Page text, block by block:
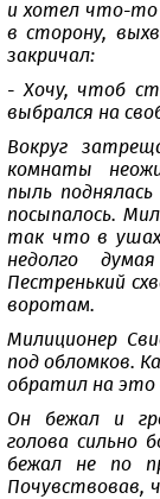
и хотел что-то
в сторону,
закричал:
- Хочу, чтоб
выбрался на
Вокруг
комнаты
пыль
посыпалось.
так что в ушах
недолго
Пестренький
воротам.
Милиционер
под обломков.
обратил на это
Он бежал и
голова сильно
бежал не по
Почувствовав,